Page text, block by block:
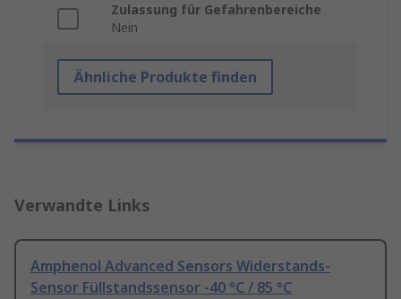
Zulassung für Gefahrenbereiche
Nein
Ähnliche Produkte finden
Verwandte Links
Amphenol Advanced Sensors Widerstands-
Sensor Füllstandssensor -40 °C / 85 °C